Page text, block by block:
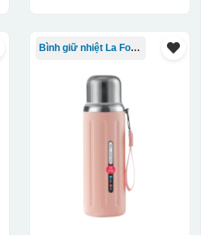
Bình giữ nhiệt La Fonte